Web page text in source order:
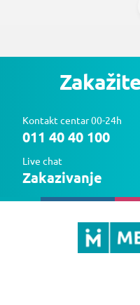
Kontakt centar 00-24h
011 40 40 100
Live chat
Zakazivanje